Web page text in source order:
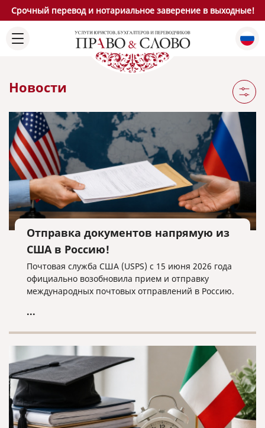
Срочный перевод и нотариальное заверение в выходные!
Новости
Отправка документов напрямую из
США в Россию!
Почтовая служба США (USPS) с 15 июня 2026 года
официально возобновила прием и отправку
международных почтовых отправлений в Россию.
...